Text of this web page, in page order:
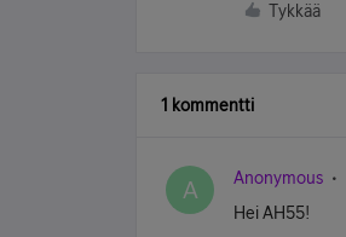
Tykkää
1 kommentti
A Anonymous
Hei AH55!